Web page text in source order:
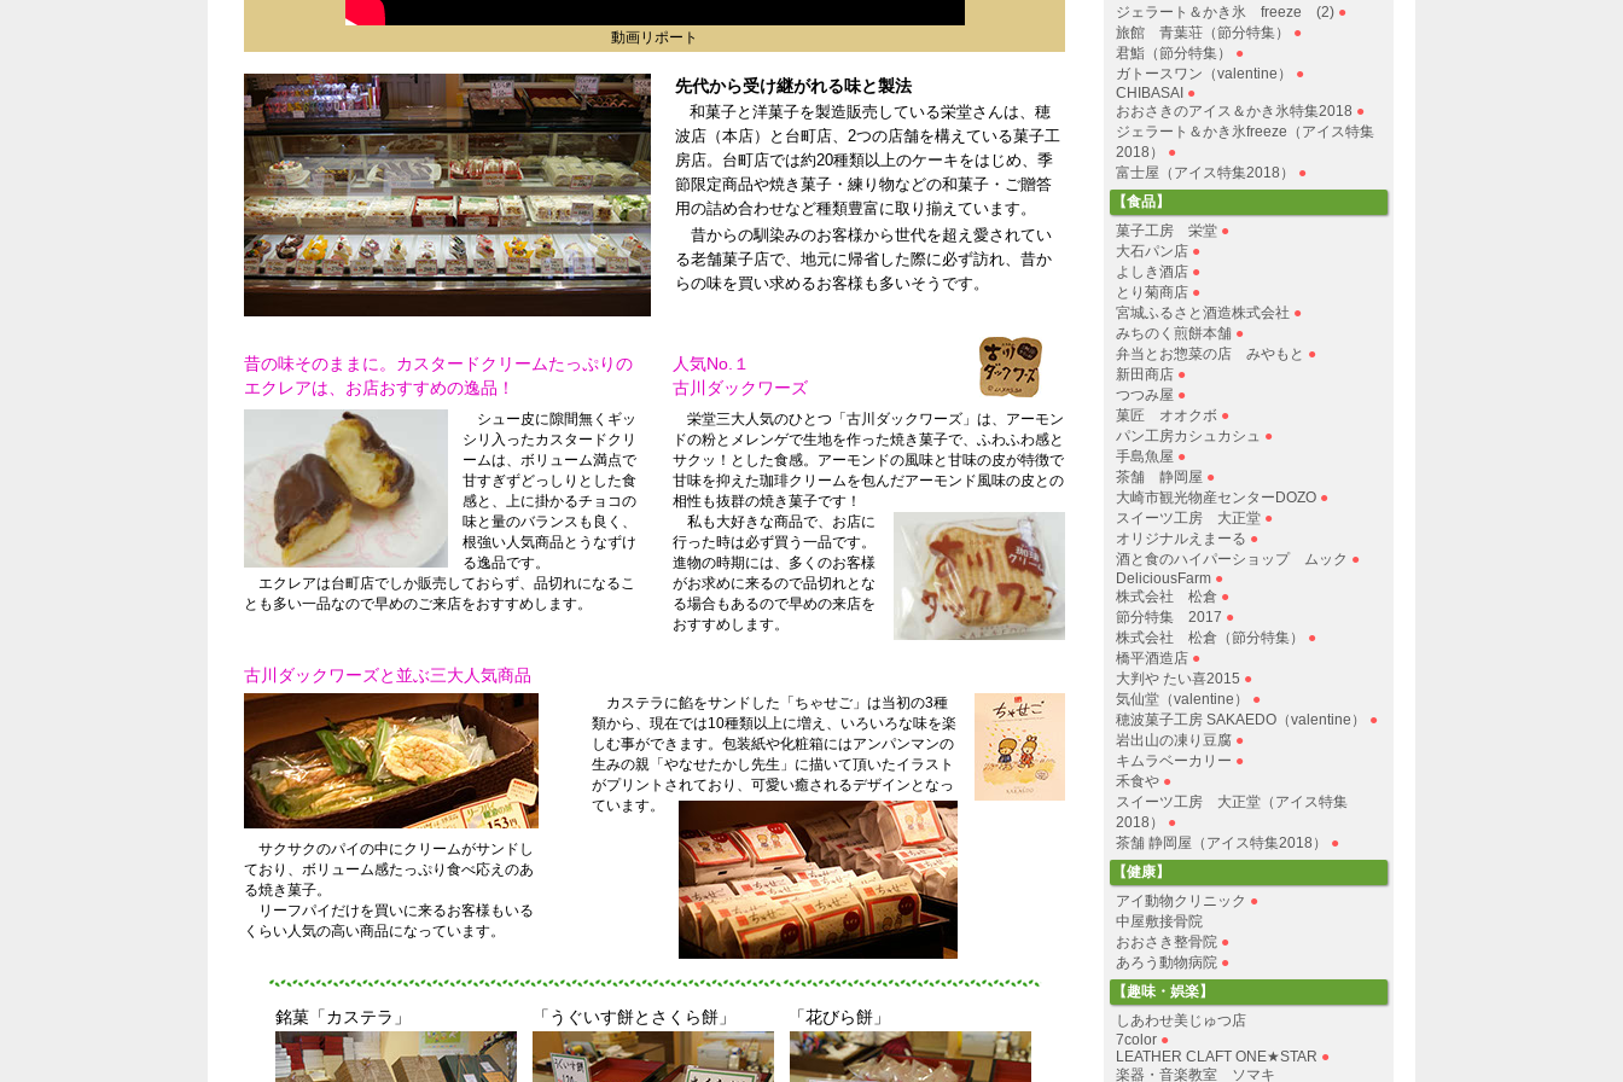
ジェラート＆かき氷 freeze (2) ●
旅館 青葉荘（節分特集）
●
君鮨（節分特集）
●
ガトースワン（valentine）
●
CHIBASAI ●
おおさきのアイス＆かき氷特集2018 ●
ジェラート＆かき氷freeze（アイス特集
2018）
●
富士屋（アイス特集2018）
●
【食品】
菓子工房 栄堂 ●
大石パン店 ●
よしき酒店 ●
とり菊商店 ●
宮城ふるさと酒造株式会社 ●
みちのく煎餅本舗 ●
弁当とお惣菜の店 みやもと ●
新田商店 ●
つつみ屋 ●
菓匠 オオクボ ●
パン工房カシュカシュ ●
手島魚屋 ●
茶舗 静岡屋 ●
大崎市観光物産センターDOZO ●
スイーツ工房 大正堂 ●
オリジナルえまーる ●
酒と食のハイパーショップ ムック ●
DeliciousFarm ●
株式会社 松倉 ●
節分特集 2017 ●
株式会社 松倉（節分特集）
●
橋平酒造店 ●
大判や たい喜2015 ●
気仙堂（valentine）
●
穂波菓子工房 SAKAEDO（valentine）
●
岩出山の凍り豆腐 ●
キムラベーカリー ●
禾食や ●
スイーツ工房 大正堂（アイス特集
2018）
●
茶舗 静岡屋（アイス特集2018）
●
【健康】
アイ動物クリニック ●
中屋敷接骨院
おおさき整骨院 ●
あろう動物病院 ●
【趣味・娯楽】
しあわせ美じゅつ店
7color ●
LEATHER CLAFT ONE★STAR ●
楽器・音楽教室 ソマキ